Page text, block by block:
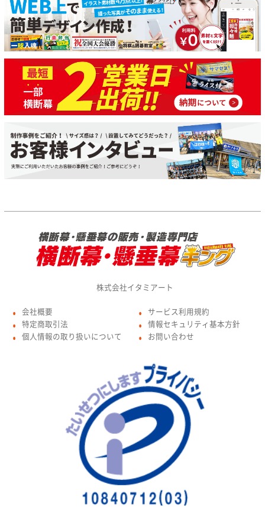
株式会社イタミアート
● 会社概要
● 特定商取引法
● 個人情報の取り扱いについて
● サービス利用規約
● 情報セキュリティ基本方針
● お問い合わせ